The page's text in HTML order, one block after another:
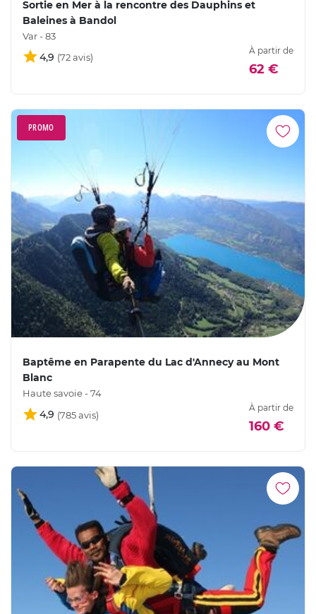
Sortie en Mer à la rencontre des Dauphins et
Baleines à Bandol
Var - 83
4,9
À partir de
62 €
PROMO
Baptême en Parapente du Lac d'Annecy au Mont
Blanc
Haute savoie - 74
4,9
À partir de
160 €